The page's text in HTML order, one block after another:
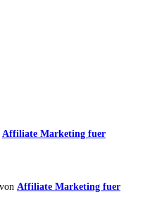
Affiliate Marketing fuer
von Affiliate Marketing fuer